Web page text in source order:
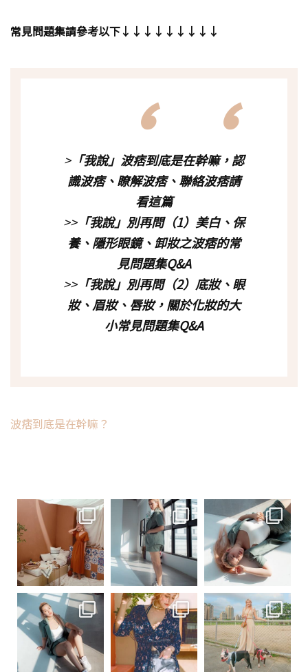
常見問題集請參考以下↓↓↓↓↓↓↓↓↓
>「我說」波痞到底是在幹嘛，認
識波痞、瞭解波痞、聯絡波痞請
看這篇
>>「我說」別再問（1）美白、保
養、隱形眼鏡、卸妝之波痞的常
見問題集Q&A
>>「我說」別再問（2）底妝、眼
妝、眉妝、唇妝，關於化妝的大
小常見問題集Q&A
波痞到底是在幹嘛？